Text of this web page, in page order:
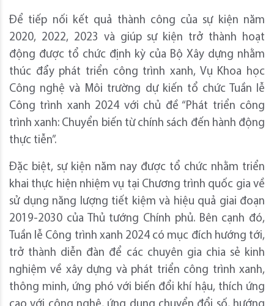
Để tiếp nối kết quả thành công của sự kiện năm
2020, 2022, 2023 và giúp sự kiện trở thành hoạt
động được tổ chức định kỳ của Bộ Xây dựng nhằm
thúc đẩy phát triển công trình xanh, Vụ Khoa học
Công nghệ và Môi trường dự kiến tổ chức Tuần lễ
Công trình xanh 2024 với chủ đề “Phát triển công
trình xanh: Chuyển biến từ chính sách đến hành động
thực tiễn”.
Đặc biệt, sự kiện năm nay được tổ chức nhằm triển
khai thực hiện nhiệm vụ tại Chương trình quốc gia về
sử dụng năng lượng tiết kiệm và hiệu quả giai đoạn
2019-2030 của Thủ tướng Chính phủ. Bên cạnh đó,
Tuần lễ Công trình xanh 2024 có mục đích hướng tới,
trở thành diễn đàn để các chuyên gia chia sẻ kinh
nghiệm về xây dựng và phát triển công trình xanh,
thông minh, ứng phó với biến đổi khí hậu, thích ứng